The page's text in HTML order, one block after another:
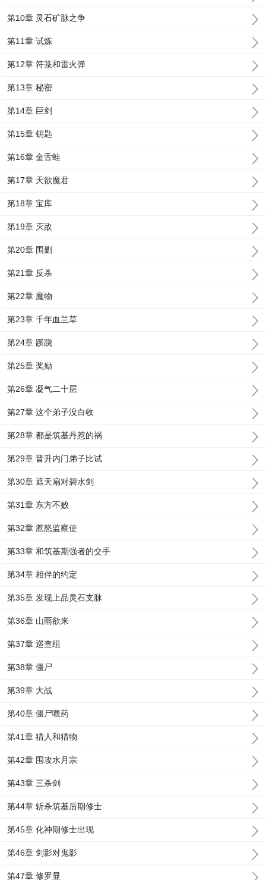
第10章 灵石矿脉之争
第11章 试炼
第12章 符箓和雷火弹
第13章 秘密
第14章 巨剑
第15章 钥匙
第16章 金舌蛙
第17章 天欲魔君
第18章 宝库
第19章 灭敌
第20章 围剿
第21章 反杀
第22章 魔物
第23章 千年血兰草
第24章 蹊跷
第25章 奖励
第26章 凝气二十层
第27章 这个弟子没白收
第28章 都是筑基丹惹的祸
第29章 晋升内门弟子比试
第30章 遮天扇对碧水剑
第31章 东方不败
第32章 惹怒监察使
第33章 和筑基期强者的交手
第34章 相伴的约定
第35章 发现上品灵石支脉
第36章 山雨欲来
第37章 巡查组
第38章 僵尸
第39章 大战
第40章 僵尸喂药
第41章 猎人和猎物
第42章 围攻水月宗
第43章 三杀剑
第44章 斩杀筑基后期修士
第45章 化神期修士出现
第46章 剑影对鬼影
第47章 修罗显